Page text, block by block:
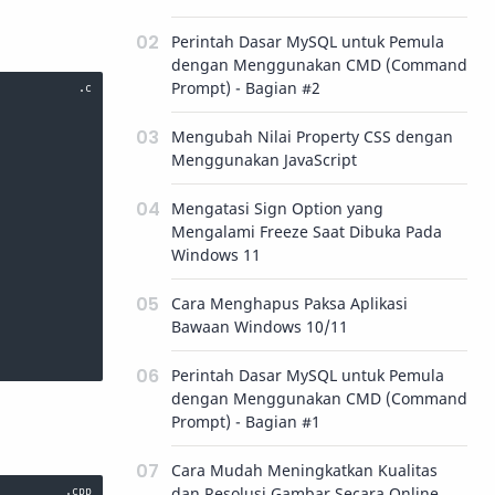
Perintah Dasar MySQL untuk Pemula
dengan Menggunakan CMD (Command
Prompt) - Bagian #2
Mengubah Nilai Property CSS dengan
Menggunakan JavaScript
Mengatasi Sign Option yang
Mengalami Freeze Saat Dibuka Pada
Windows 11
Cara Menghapus Paksa Aplikasi
Bawaan Windows 10/11
Perintah Dasar MySQL untuk Pemula
dengan Menggunakan CMD (Command
Prompt) - Bagian #1
Cara Mudah Meningkatkan Kualitas